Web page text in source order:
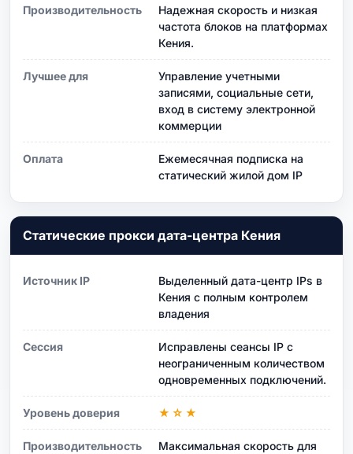
Производительность
Надежная скорость и низкая
частота блоков на платформах
Кения.
Лучшее для
Управление учетными
записями, социальные сети,
вход в систему электронной
коммерции
Оплата
Ежемесячная подписка на
статический жилой дом IP
Статические прокси дата-центра Кения
Источник IP
Выделенный дата-центр IPs в
Кения с полным контролем
владения
Сессия
Исправлены сеансы IP с
неограниченным количеством
одновременных подключений.
Уровень доверия ★☆★
Производительность
Максимальная скорость для